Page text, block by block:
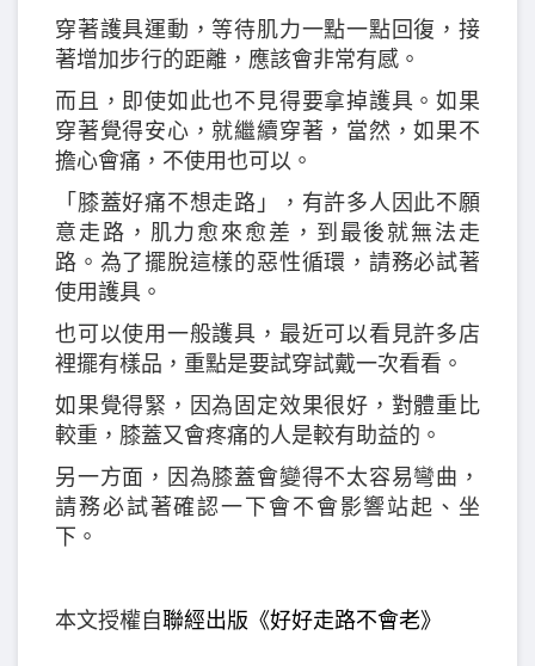
穿著護具運動，等待肌力一點一點回復，接
著增加步行的距離，應該會非常有感。
而且，即使如此也不見得要拿掉護具。如果
穿著覺得安心，就繼續穿著，當然，如果不
擔心會痛，不使用也可以。
「膝蓋好痛不想走路」，有許多人因此不願
意走路，肌力愈來愈差，到最後就無法走
路。為了擺脫這樣的惡性循環，請務必試著
使用護具。
也可以使用一般護具，最近可以看見許多店
裡擺有樣品，重點是要試穿試戴一次看看。
如果覺得緊，因為固定效果很好，對體重比
較重，膝蓋又會疼痛的人是較有助益的。
另一方面，因為膝蓋會變得不太容易彎曲，
請務必試著確認一下會不會影響站起、坐
下。
本文授權自聯經出版 《好好走路不會老》